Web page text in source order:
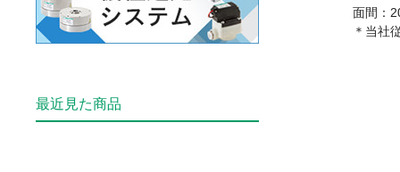
面間：
＊当社
最近見た商品